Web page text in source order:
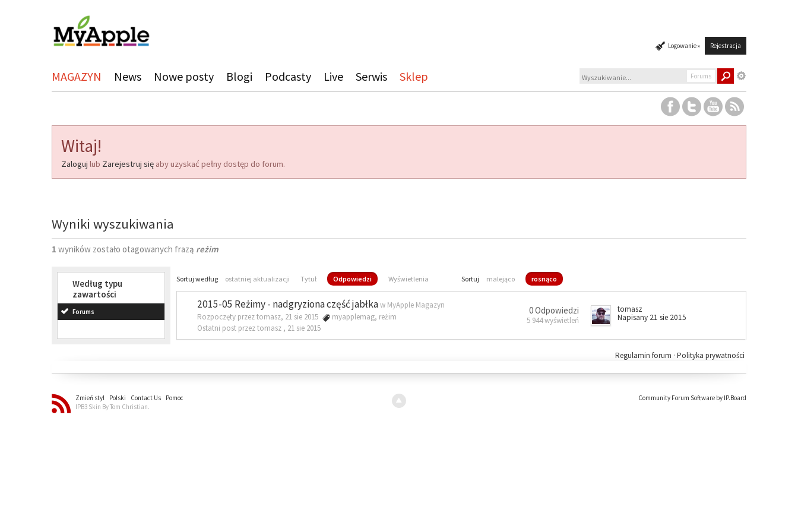
Logowanie » Rejestracja
MAGAZYN News Nowe posty Blogi Podcasty Live Serwis Sklep Forums
Witaj!
Zaloguj lub Zarejestruj się aby uzyskać pełny dostęp do forum.
Wyniki wyszukiwania
1 wyników zostało otagowanych frazą reżim
Według typu
zawartości
Forums
Sortuj według ostatniej aktualizacji Tytuł Odpowiedzi Wyświetlenia Sortuj malejąco rosnąco
2015-05 Reżimy - nadgryziona część jabłkaw MyApple Magazyn
Rozpoczęty przez tomasz, 21 sie 2015
myapplemag, reżim
Ostatni post przez tomasz , 21 sie 2015
0 Odpowiedzi
5 944 wyświetleń
tomasz
Napisany 21 sie 2015
Polityka prywatności
Regulamin forum ·
Zmień styl Polski Contact Us
Pomoc
IPB3 Skin By Tom Christian.
Community Forum Software by IP.Board